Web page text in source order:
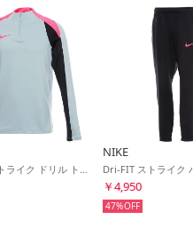
NIKE
￥4,950
47%